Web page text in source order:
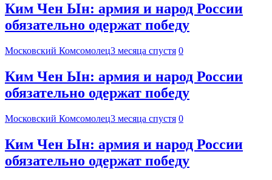
Ким Чен Ын: армия и народ России
обязательно одержат победу
Московский Комсомолец3 месяца спустя 0
Ким Чен Ын: армия и народ России
обязательно одержат победу
Московский Комсомолец3 месяца спустя 0
Ким Чен Ын: армия и народ России
обязательно одержат победу